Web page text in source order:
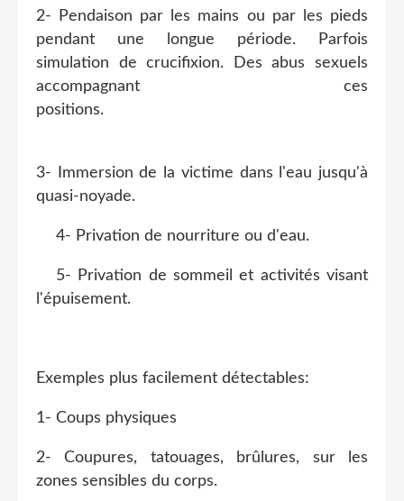
2- Pendaison par les mains ou par les pieds
pendant une longue période. Parfois
simulation de crucifixion. Des abus sexuels
accompagnant ces
positions.
3- Immersion de la victime dans l'eau jusqu'à
quasi-noyade.
4- Privation de nourriture ou d'eau.
5- Privation de sommeil et activités visant
l'épuisement.
Exemples plus facilement détectables:
1- Coups physiques
2- Coupures, tatouages, brûlures, sur les
zones sensibles du corps.